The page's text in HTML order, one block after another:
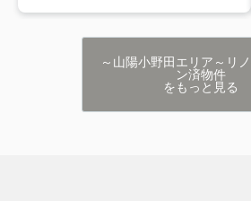
～山陽小野田エリア～リ
ン済物件
をもっと見る